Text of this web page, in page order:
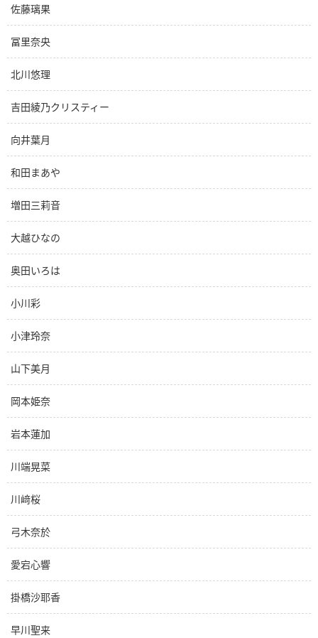
佐藤璃果
冨里奈央
北川悠理
吉田綾乃クリスティー
向井葉月
和田まあや
増田三莉音
大越ひなの
奥田いろは
小川彩
小津玲奈
山下美月
岡本姫奈
岩本蓮加
川端晃菜
川﨑桜
弓木奈於
愛宕心響
掛橋沙耶香
早川聖来